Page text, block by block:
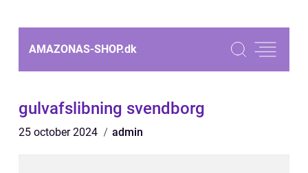
AMAZONAS-SHOP.dk
gulvafslibning svendborg
25 october 2024 admin